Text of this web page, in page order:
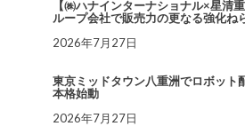
【㈱ハナインターナショナル×星清
ループ会社で販売力の更なる強化ね
2026年7月27日
東京ミッドタウン八重洲でロボット
本格始動
2026年7月27日